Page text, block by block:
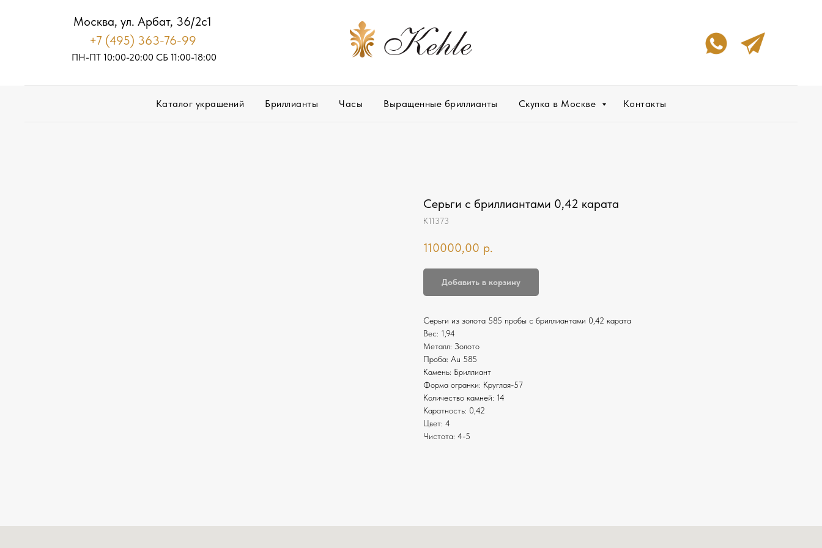
Москва, ул. Арбат, 36/2с1
+7 (495) 363-76-99
ПН-ПТ 10:00-20:00 СБ 11:00-18:00
Каталог украшений Бриллианты Часы Выращенные бриллианты Скупка в Москве Контакты
Серьги с бриллиантами 0,42 карата
К11373
110000,00 р.
Добавить в корзину
Серьги из золота 585 пробы с бриллиантами 0,42 карата
Вес: 1,94
Металл: Золото
Проба: Au 585
Камень: Бриллиант
Форма огранки: Круглая-57
Количество камней: 14
Каратность: 0,42
Цвет: 4
Чистота: 4-5